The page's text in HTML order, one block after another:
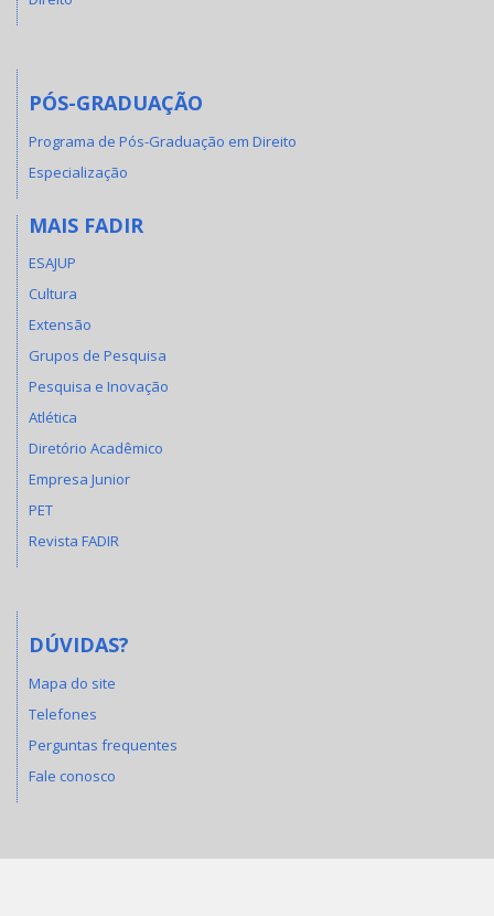
PÓS-GRADUAÇÃO
Programa de Pós-Graduação em Direito
Especialização
MAIS FADIR
ESAJUP
Cultura
Extensão
Grupos de Pesquisa
Pesquisa e Inovação
Atlética
Diretório Acadêmico
Empresa Junior
PET
Revista FADIR
DÚVIDAS?
Mapa do site
Telefones
Perguntas frequentes
Fale conosco